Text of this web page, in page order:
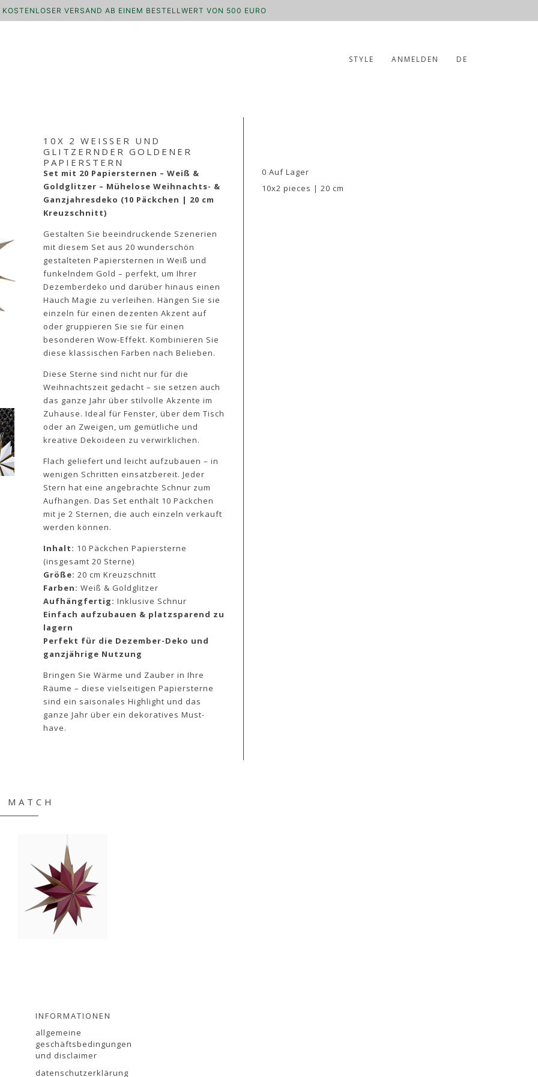
KOSTENLOSER VERSAND AB EINEM BESTELLWERT VON 500 EURO
STYLE ANMELDEN DE
10X 2 WEISSER UND
GLITZERNDER GOLDENER
PAPIERSTERN
Set mit 20 Papiersternen – Weiß &
Goldglitzer – Mühelose Weihnachts- &
Ganzjahresdeko (10 Päckchen | 20 cm
Kreuzschnitt)
Gestalten Sie beeindruckende Szenerien
mit diesem Set aus 20 wunderschön
gestalteten Papiersternen in Weiß und
funkelndem Gold – perfekt, um Ihrer
Dezemberdeko und darüber hinaus einen
Hauch Magie zu verleihen. Hängen Sie sie
einzeln für einen dezenten Akzent auf
oder gruppieren Sie sie für einen
besonderen Wow-Effekt. Kombinieren Sie
diese klassischen Farben nach Belieben.
Diese Sterne sind nicht nur für die
Weihnachtszeit gedacht – sie setzen auch
das ganze Jahr über stilvolle Akzente im
Zuhause. Ideal für Fenster, über dem Tisch
oder an Zweigen, um gemütliche und
kreative Dekoideen zu verwirklichen.
Flach geliefert und leicht aufzubauen – in
wenigen Schritten einsatzbereit. Jeder
Stern hat eine angebrachte Schnur zum
Aufhängen. Das Set enthält 10 Päckchen
mit je 2 Sternen, die auch einzeln verkauft
werden können.
Inhalt: 10 Päckchen Papiersterne
(insgesamt 20 Sterne)
Größe: 20 cm Kreuzschnitt
Farben: Weiß & Goldglitzer
Aufhängfertig: Inklusive Schnur
Einfach aufzubauen & platzsparend zu
lagern
Perfekt für die Dezember-Deko und
ganzjährige Nutzung
Bringen Sie Wärme und Zauber in Ihre
Räume – diese vielseitigen Papiersterne
sind ein saisonales Highlight und das
ganze Jahr über ein dekoratives Must-
have.
0 Auf Lager
10x2 pieces | 20 cm
INFORMATIONEN
allgemeine
geschäftsbedingungen
und disclaimer
datenschutzerklärung